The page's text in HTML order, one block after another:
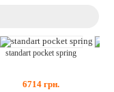
standart pocket spring
6714 грн.